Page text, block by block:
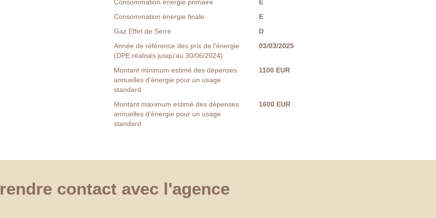
Consommation énergie primaire
E
Consommation énergie finale
E
Gaz Effet de Serre
D
Année de référence des prix de l'énergie
(DPE réalisés jusqu'au 30/06/2024)
03/03/2025
Montant minimum estimé des dépenses
annuelles d'énergie pour un usage
standard
1100 EUR
Montant maximum estimé des dépenses
annuelles d'énergie pour un usage
standard
1600 EUR
contact avec l'agence